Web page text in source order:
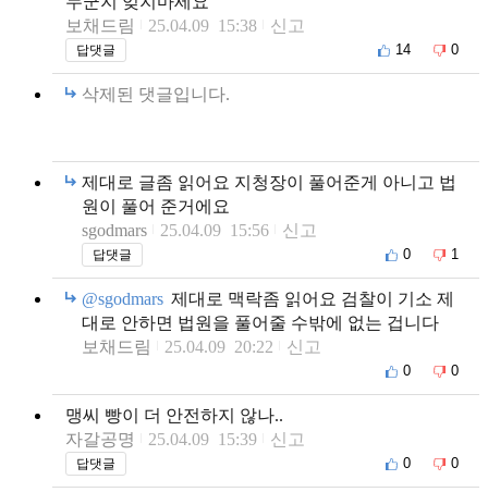
보채드림
25.04.09 15:38 신고
답댓글 14 0
삭제된 댓글입니다.
제대로 글좀 읽어요 지청장이 풀어준게 아니고 법
원이 풀어 준거에요
sgodmars
25.04.09 15:56 신고
답댓글 0 1
@sgodmars 제대로 맥락좀 읽어요 검찰이 기소 제
대로 안하면 법원을 풀어줄 수밖에 없는 겁니다
보채드림
25.04.09 20:22 신고
0 0
맹씨 빵이 더 안전하지 않나..
자갈공명
25.04.09 15:39 신고
답댓글 0 0